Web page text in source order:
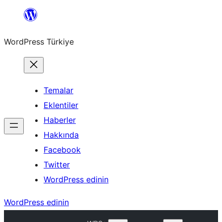
İçeriğe
WordPress Türkiye
Temalar
Eklentiler
Haberler
Hakkında
Facebook
Twitter
WordPress edinin
WordPress edinin